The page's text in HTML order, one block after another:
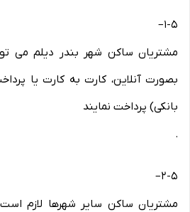
۱-۵–
مشتریان ساکن شهر بندر دیلم می
بصورت آنلاین، کارت به کارت یا
بانکی) پرداخت نمایند
.
۲-۵–
مشتریان ساکن سایر شهرها لازم